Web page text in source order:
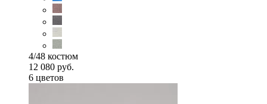
4/48 костюм
12 080 руб.
6 цветов